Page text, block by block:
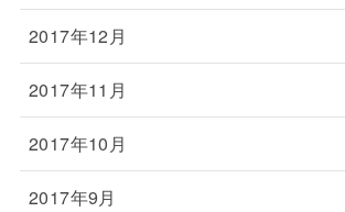
2017年12月
2017年11月
2017年10月
2017年9月